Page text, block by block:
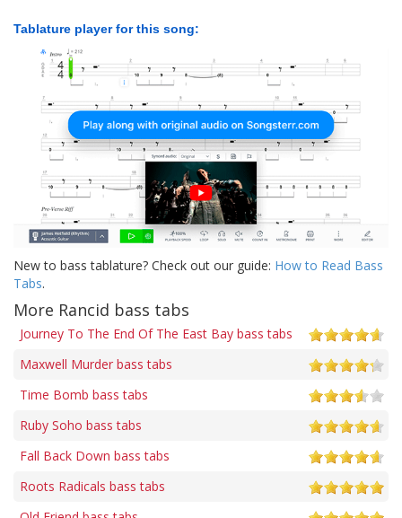
Tablature player for this song:
New to bass tablature? Check out our guide: How to Read Bass
Tabs.
More Rancid bass tabs
Journey To The End Of The East Bay bass tabs
Maxwell Murder bass tabs
Time Bomb bass tabs
Ruby Soho bass tabs
Fall Back Down bass tabs
Roots Radicals bass tabs